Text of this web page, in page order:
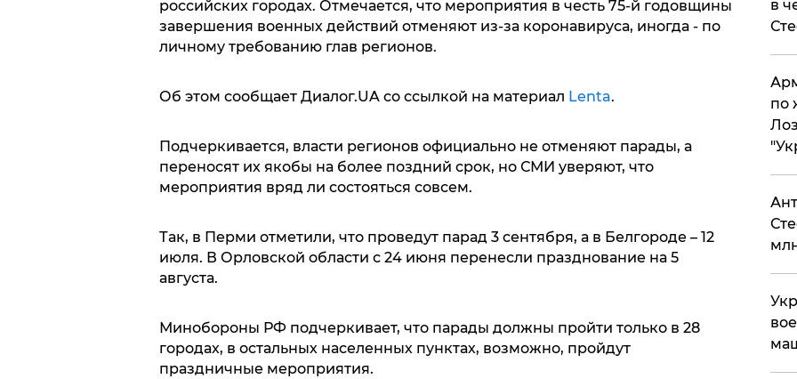
российских городах. Отмечается, что мероприятия в честь 75-й годовщины
завершения военных действий отменяют из-за коронавируса, иногда - по
личному требованию глав регионов.
Об этом сообщает Диалог.UA со ссылкой на материал Lenta.
Подчеркивается, власти регионов официально не отменяют парады, а
переносят их якобы на более поздний срок, но СМИ уверяют, что
мероприятия вряд ли состояться совсем.
Так, в Перми отметили, что проведут парад 3 сентября, а в Белгороде – 12
июля. В Орловской области с 24 июня перенесли празднование на 5
августа.
Минобороны РФ подчеркивает, что парады должны пройти только в 28
городах, в остальных населенных пунктах, возможно, пройдут
праздничные мероприятия.
в
по